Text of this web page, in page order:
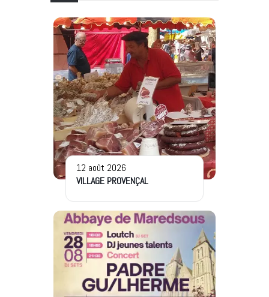
12 août 2026
VILLAGE PROVENÇAL